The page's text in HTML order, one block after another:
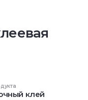
клей